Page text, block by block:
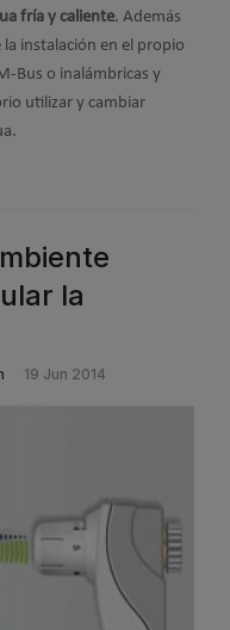
fría y caliente. Además
instalación en el propio
Bus o inalámbricas y
utilizar y cambiar
la
19 Jun 2014